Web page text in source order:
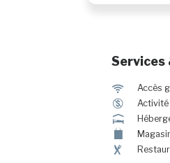
Services
J Accès
$
ú
±
¶